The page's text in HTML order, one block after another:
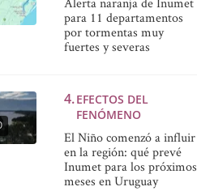
para 11 departamentos
por tormentas muy
fuertes y severas
EFECTOS DEL
FENÓMENO
El Niño comenzó a influir
en la región: qué prevé
Inumet para los próximos
meses en Uruguay